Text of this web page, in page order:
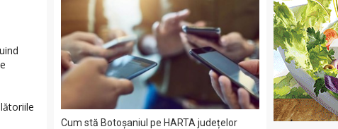
Cum stă Botoșaniul pe HARTA județelor